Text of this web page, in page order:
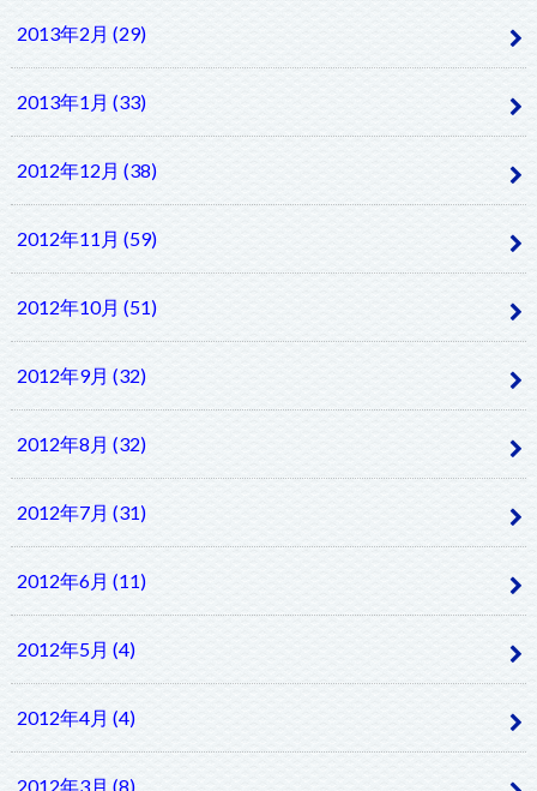
2013年2月 (29)
2013年1月 (33)
2012年12月 (38)
2012年11月 (59)
2012年10月 (51)
2012年9月 (32)
2012年8月 (32)
2012年7月 (31)
2012年6月 (11)
2012年5月 (4)
2012年4月 (4)
2012年3月 (8)